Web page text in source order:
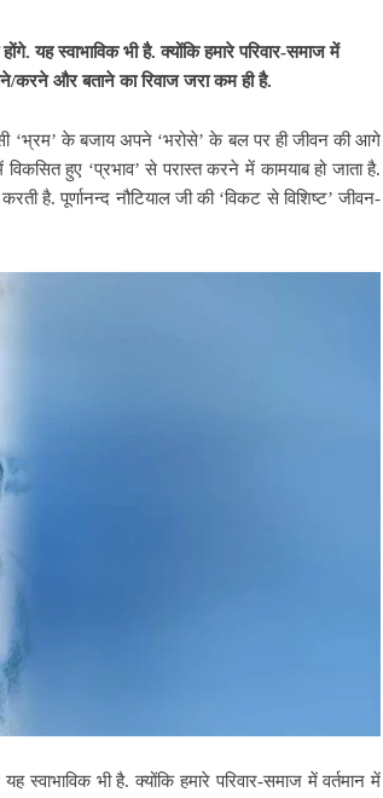
यह स्वाभाविक भी है. क्योंकि हमारे परिवार-समाज में
करने और बताने का रिवाज जरा कम ही है.
‘भ्रम’ के बजाय अपने ‘भरोसे’ के बल पर ही जीवन की आगे
हुए ‘प्रभाव’ से परास्त करने में कामयाब हो जाता है.
है. पूर्णानन्द नौटियाल जी की ‘विकट से विशिष्ट’ जीवन-
स्वाभाविक भी है. क्योंकि हमारे परिवार-समाज में वर्तमान में